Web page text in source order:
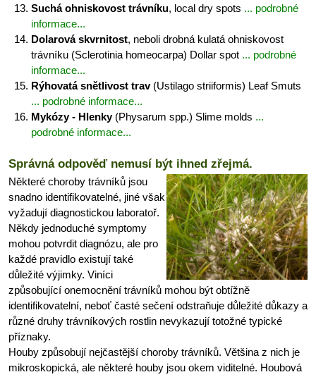
Suchá ohniskovost trávníku, local dry spots ... podrobné
informace...
Dolarová skvrnitost, neboli drobná kulatá ohniskovost
trávníku (Sclerotinia homeocarpa) Dollar spot ... podrobné
informace...
Rýhovatá snětlivost trav(Ustilago striiformis) Leaf Smuts
... podrobné informace...
Mykózy - Hlenky(Physarum spp.) Slime molds ...
podrobné informace...
Správná odpověď nemusí být ihned zřejmá.
Některé choroby trávníků jsou
snadno identifikovatelné, jiné však
vyžadují diagnostickou laboratoř.
Někdy jednoduché symptomy
mohou potvrdit diagnózu, ale pro
každé pravidlo existují také
důležité výjimky. Viníci
způsobující onemocnění trávníků mohou být obtížně
identifikovatelní, neboť časté sečení odstraňuje důležité důkazy a
různé druhy trávníkových rostlin nevykazují totožné typické
příznaky.
Houby způsobují nejčastější choroby trávníků. Většina z nich je
mikroskopická, ale některé houby jsou okem viditelné. Houbová